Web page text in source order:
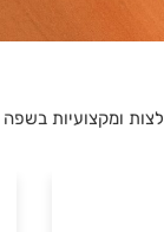
ומקצועיות